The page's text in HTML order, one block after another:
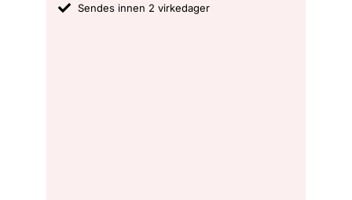
Sendes innen 2 virkedager